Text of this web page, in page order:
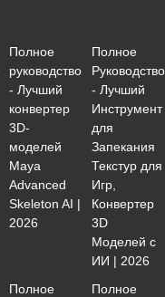
Полное
руководство
- Лучший
конвертер
3D-
моделей
Maya
Advanced
Skeleton AI |
2026
Полное
Руководство
- Лучший
Инструмент
для
Запекания
Текстур для
Игр,
Конвертер
3D
Моделей с
ИИ | 2026
Полное
Полное